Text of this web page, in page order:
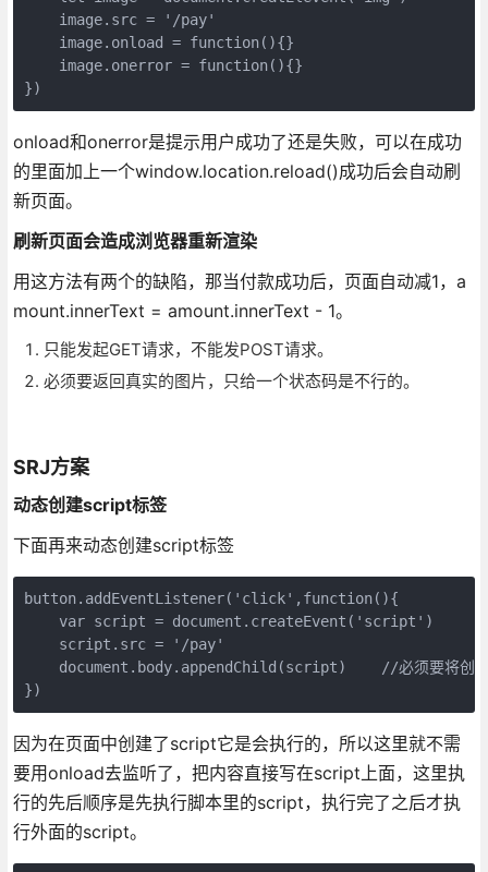
    image.src = '/pay'
    image.onload = function(){}
    image.onerror = function(){}
})
onload和onerror是提示用户成功了还是失败，可以在成功
的里面加上一个window.location.reload()成功后会自动刷
新页面。
刷新页面会造成浏览器重新渲染
用这方法有两个的缺陷，那当付款成功后，页面自动减1，a
mount.innerText = amount.innerText - 1。
只能发起GET请求，不能发POST请求。
必须要返回真实的图片，只给一个状态码是不行的。
SRJ方案
动态创建script标签
下面再来动态创建script标签
button.addEventListener('click',function(){
    var script = document.createEvent('script')
    script.src = '/pay'
document.body.appendChild(script)    //必须要将创建
因为在页面中创建了script它是会执行的，所以这里就不需
要用onload去监听了，把内容直接写在script上面，这里执
行的先后顺序是先执行脚本里的script，执行完了之后才执
行外面的script。